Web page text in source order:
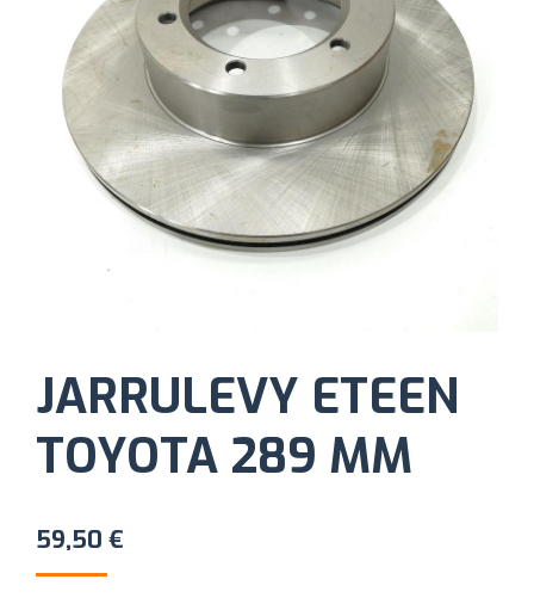
JARRULEVY ETEEN
TOYOTA 289 MM
59,50 €